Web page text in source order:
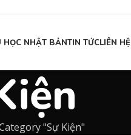
HỌC NHẬT BẢNTIN TỨCLIÊN HỆ
"Sự Kiện"